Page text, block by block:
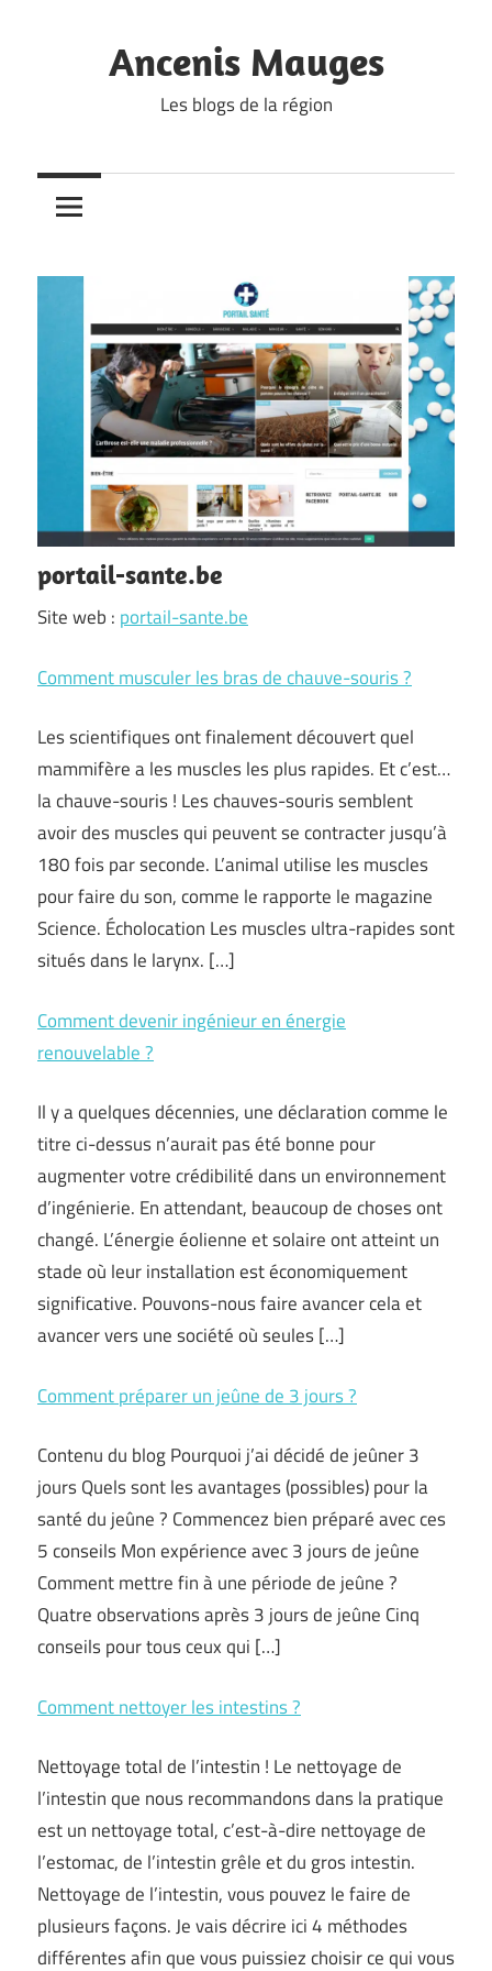
Ancenis Mauges
Les blogs de la région
portail-sante.be
Site web : portail-sante.be
Comment musculer les bras de chauve-souris ?
Les scientifiques ont finalement découvert quel
mammifère a les muscles les plus rapides. Et c’est…
la chauve-souris ! Les chauves-souris semblent
avoir des muscles qui peuvent se contracter jusqu’à
180 fois par seconde. L’animal utilise les muscles
pour faire du son, comme le rapporte le magazine
Science. Écholocation Les muscles ultra-rapides sont
situés dans le larynx. […]
Comment devenir ingénieur en énergie
renouvelable ?
Il y a quelques décennies, une déclaration comme le
titre ci-dessus n’aurait pas été bonne pour
augmenter votre crédibilité dans un environnement
d’ingénierie. En attendant, beaucoup de choses ont
changé. L’énergie éolienne et solaire ont atteint un
stade où leur installation est économiquement
significative. Pouvons-nous faire avancer cela et
avancer vers une société où seules […]
Comment préparer un jeûne de 3 jours ?
Contenu du blog Pourquoi j’ai décidé de jeûner 3
jours Quels sont les avantages (possibles) pour la
santé du jeûne ? Commencez bien préparé avec ces
5 conseils Mon expérience avec 3 jours de jeûne
Comment mettre fin à une période de jeûne ?
Quatre observations après 3 jours de jeûne Cinq
conseils pour tous ceux qui […]
Comment nettoyer les intestins ?
Nettoyage total de l’intestin ! Le nettoyage de
l’intestin que nous recommandons dans la pratique
est un nettoyage total, c’est-à-dire nettoyage de
l’estomac, de l’intestin grêle et du gros intestin.
Nettoyage de l’intestin, vous pouvez le faire de
plusieurs façons. Je vais décrire ici 4 méthodes
différentes afin que vous puissiez choisir ce qui vous